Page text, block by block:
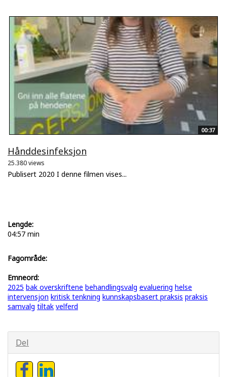
00:37
Hånddesinfeksjon
25.380 views
Publisert 2020 I denne filmen vises...
Lengde:
04:57 min
Fagområde:
Emneord:
2025 bak overskriftene behandlingsvalg evaluering helse
intervensjon kritisk tenkning kunnskapsbasert praksis praksis
samvalg tiltak velferd
Del